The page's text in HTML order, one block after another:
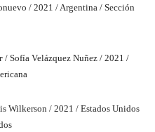
/ 2021 / Argentina / Sección
/ Sofía Velázquez Nuñez / 2021 /
Wilkerson / 2021 / Estados Unidos